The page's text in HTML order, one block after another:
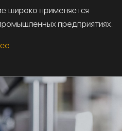
широко применяется
предприятиях.